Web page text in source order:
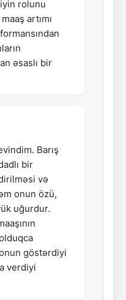
rolunu
artımı
əsaslı bir
Barış
bir
və
onun özü,
uğurdur.
göstərdiyi
verdiyi